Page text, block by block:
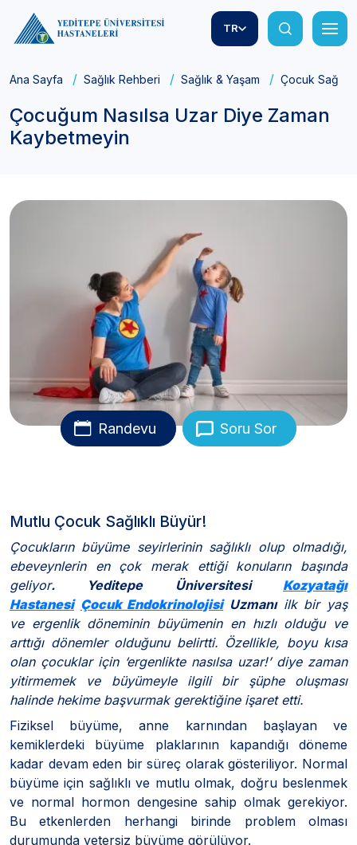
TR
Ana Sayfa Sağlık Rehberi Sağlık & Yaşam Çocuk Sağlığı
Çocuğum Nasılsa Uzar Diye Zaman
Kaybetmeyin
Randevu Soru Sor
Mutlu Çocuk Sağlıklı Büyür!
Çocukların büyüme seyirlerinin sağlıklı olup olmadığı,
ebeveynlerin en çok merak ettiği konuların başında
geliyor. Yeditepe Üniversitesi Kozyatağı
Hastanesi Çocuk EndokrinolojisiUzmanıilk bir yaş
ve ergenlik döneminin büyümenin en hızlı olduğu ve
arttığı dönemler olduğunu belirtti. Özellikle, boyu kısa
olan çocuklar için ‘ergenlikte nasılsa uzar!’ diye zaman
yitirmemek ve büyümeyle ilgili bir şüphe oluşması
halinde hekime başvurmak gerektiğine işaret etti.
Fiziksel büyüme, anne karnından başlayan ve
kemiklerdeki büyüme plaklarının kapandığı döneme
kadar devam eden bir süreç olarak gösteriliyor. Normal
büyüme için sağlıklı ve mutlu olmak, doğru beslenmek
ve normal hormon dengesine sahip olmak gerekiyor.
Bu etkenlerden herhangi birinde problem olması
durumunda yetersiz büyüme görülüyor.